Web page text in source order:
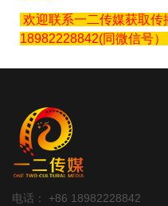
欢迎联系一二传媒获取传
18982228842(同微信号
电话： +86 18982228842